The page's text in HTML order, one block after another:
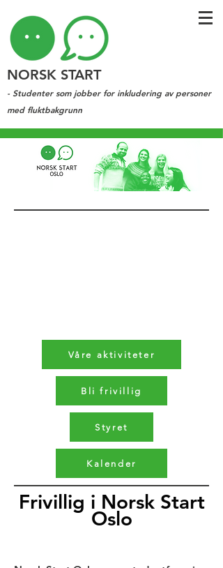
NORSK START
- Studenter som jobber for inkludering av personer
med fluktbakgrunn
Våre aktiviteter
Bli frivillig
Styret
Kalender
Frivillig i Norsk Start
Oslo